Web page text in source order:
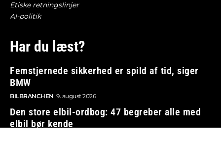
Etiske retningslinjer
AI-politik
Har du læst?
Femstjernede sikkerhed er spild af tid, siger
BMW
BILBRANCHEN 9. august 2026
Den store elbil-ordbog: 47 begreber alle med
elbil bør kende